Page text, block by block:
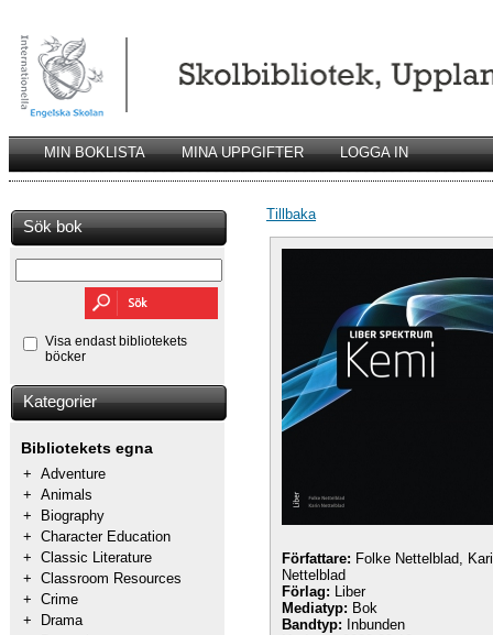
MIN BOKLISTA MINA UPPGIFTER LOGGA IN
Sök bok
Visa endast bibliotekets
böcker
Kategorier
Bibliotekets egna
+ Adventure
+ Animals
+
Biography
+ Character Education
+ Classic Literature
+ Classroom Resources
+ Crime
+
Drama
Tillbaka
Författare: Folke Nettelblad,
Nettelblad
Förlag: Liber
Mediatyp: Bok
Bandtyp: Inbunden